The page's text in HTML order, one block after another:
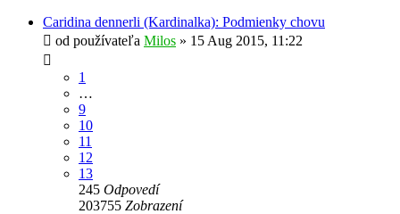
Caridina dennerli (Kardinalka): Podmienky chovu
od používateľa Milos » 15 Aug 2015, 11:22
1
…
9
10
11
12
13
245 Odpovedí
203755 Zobrazení